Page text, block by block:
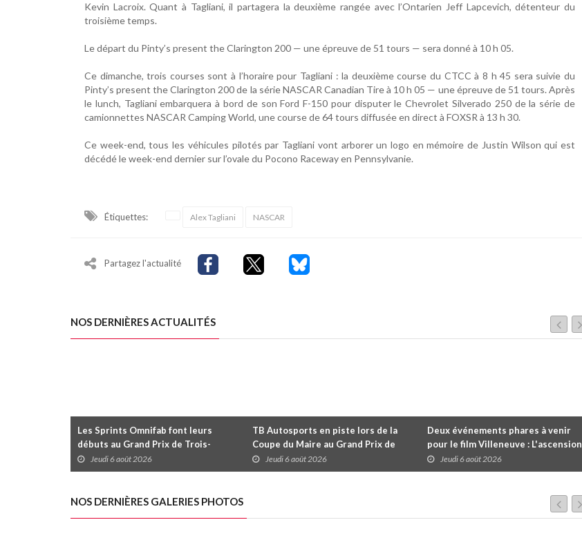
Kevin Lacroix. Quant à Tagliani, il partagera la deuxième rangée avec l’Ontarien Jeff Lapcevich, détenteur du
troisième temps.
Le départ du Pinty’s present the Clarington 200 — une épreuve de 51 tours — sera donné à 10 h 05.
Ce dimanche, trois courses sont à l’horaire pour Tagliani : la deuxième course du CTCC à 8 h 45 sera suivie du
Pinty’s present the Clarington 200 de la série NASCAR Canadian Tire à 10 h 05 — une épreuve de 51 tours. Après
le lunch, Tagliani embarquera à bord de son Ford F-150 pour disputer le Chevrolet Silverado 250 de la série de
camionnettes NASCAR Camping World, une course de 64 tours diffusée en direct à FOXSR à 13 h 30.
Ce week-end, tous les véhicules pilotés par Tagliani vont arborer un logo en mémoire de Justin Wilson qui est
décédé le week-end dernier sur l’ovale du Pocono Raceway en Pennsylvanie.
Étiquettes: Alex Tagliani NASCAR
Partagez l'actualité
NOS DERNIÈRES ACTUALITÉS
Les Sprints Omnifab font leurs
débuts au Grand Prix de Trois-
Rivières avec un format inspiré de
Daytona
Jeudi 6 août 2026
TB Autosports en piste lors de la
Coupe du Maire au Grand Prix de
Trois-Rivières
Jeudi 6 août 2026
Deux événements phares à venir
pour le film Villeneuve : L'ascension
d'une légende (+ vidéo)
Jeudi 6 août 2026
NOS DERNIÈRES GALERIES PHOTOS